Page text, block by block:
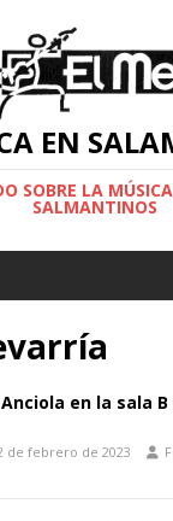
EN
SOBRE LA
SALMANTINOS
en la sala
de febrero de 2023